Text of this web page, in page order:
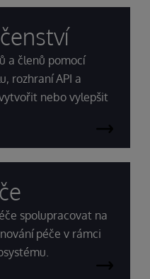
a členů pomocí
rozhraní API a
nebo vylepšit
spolupracovat na
péče v rámci